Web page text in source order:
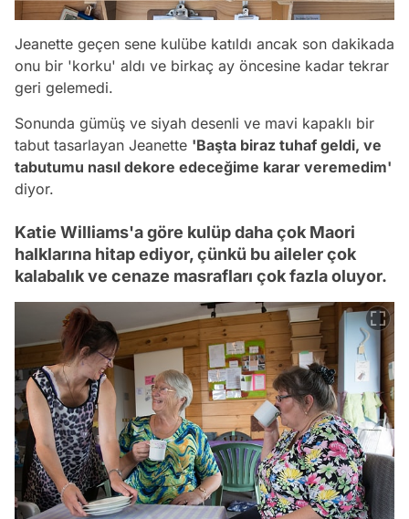
Jeanette geçen sene kulübe katıldı ancak son dakikada
onu bir 'korku' aldı ve birkaç ay öncesine kadar tekrar
geri gelemedi.
Sonunda gümüş ve siyah desenli ve mavi kapaklı bir
tabut tasarlayan Jeanette 'Başta biraz tuhaf geldi, ve
tabutumu nasıl dekore edeceğime karar veremedim'
diyor.
Katie Williams'a göre kulüp daha çok Maori
halklarına hitap ediyor, çünkü bu aileler çok
kalabalık ve cenaze masrafları çok fazla oluyor.